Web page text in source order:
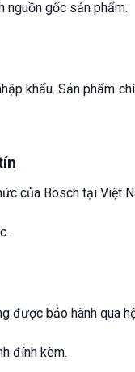
nguồn gốc sản phẩm.
khẩu. Sản phẩm
của Bosch tại Việt
được bảo hành qua
đính kèm.